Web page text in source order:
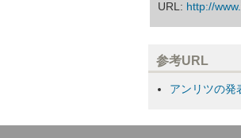
URL: http://
参考URL
アンリツの発